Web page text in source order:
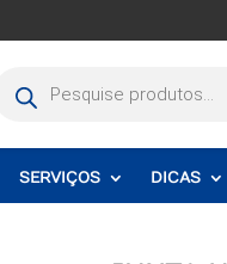
produtos
SERVIÇOS DICAS